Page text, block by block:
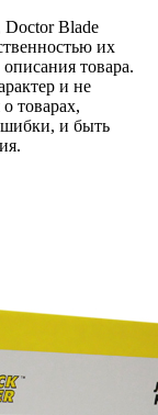
Blade
их
товара.
и не
товарах,
и быть